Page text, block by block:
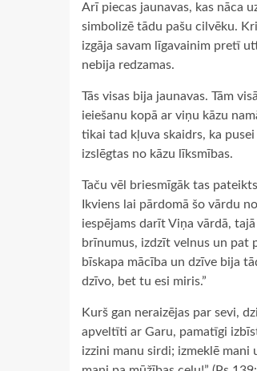
Arī piecas jaunavas, kas nāca
simbolizē tādu pašu cilvēku.
izgāja savam līgavainim pretī
nebija redzamas.
Tās visas bija jaunavas. Tām
ieiešanu kopā ar viņu kāzu
tikai tad kļuva skaidrs, ka
izslēgtas no kāzu līksmības.
Taču vēl briesmīgāk tas
Ikviens lai pārdomā šo vārdu
iespējams darīt Viņa vārdā,
brīnumus, izdzīt velnus un pat
bīskapa mācība un dzīve bija
dzīvo, bet tu esi miris.”
Kurš gan neraizējas par sevi,
apveltīti ar Garu, pamatīgi
izzini manu sirdi; izmeklē mani